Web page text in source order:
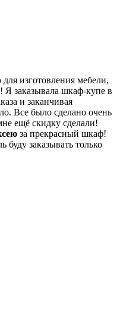
изготовления мебели,
заказывала шкаф-купе в
и заканчивая
Все было сделано очень
ещё скидку сделали!
за прекрасный шкаф!
буду заказывать только